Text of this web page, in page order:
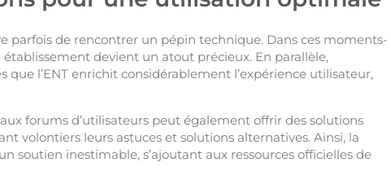
parfois de rencontrer un pépin technique. Dans ces moments-
devient un atout précieux. En parallèle,
que l’ENT enrichit considérablement l’expérience utilisateur,
forums d’utilisateurs peut également offrir des solutions
volontiers leurs astuces et solutions alternatives. Ainsi, la
soutien inestimable, s’ajoutant aux ressources officielles de